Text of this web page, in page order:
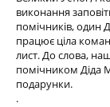
виконання
помічників, один
працює ціла
лист. До слова,
помічником Діда
подарунки.
.